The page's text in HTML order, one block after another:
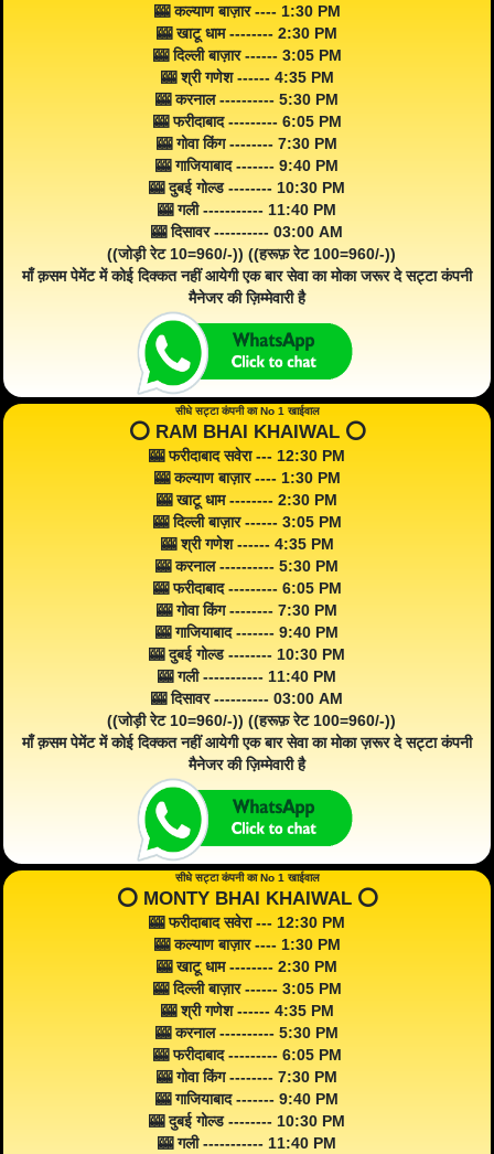
🎰 कल्याण बाज़ार ---- 1:30 PM
🎰 खाटू धाम -------- 2:30 PM
🎰 दिल्ली बाज़ार ------ 3:05 PM
🎰 श्री गणेश ------ 4:35 PM
🎰 करनाल ---------- 5:30 PM
🎰 फरीदाबाद --------- 6:05 PM
🎰 गोवा किंग -------- 7:30 PM
🎰 गाजियाबाद ------- 9:40 PM
🎰 दुबई गोल्ड -------- 10:30 PM
🎰 गली ----------- 11:40 PM
🎰 दिसावर ---------- 03:00 AM
((जोड़ी रेट 10=960/-)) ((हरूफ़ रेट 100=960/-))
माँ क़सम पेमेंट में कोई दिक्कत नहीं आयेगी एक बार सेवा का मोका जरूर दे सट्टा कंपनी
मैनेजर की ज़िम्मेवारी है
सीधे सट्टा कंपनी का No 1 खाईवाल
⭕️ RAM BHAI KHAIWAL ⭕️
🎰 फरीदाबाद सवेरा --- 12:30 PM
🎰 कल्याण बाज़ार ---- 1:30 PM
🎰 खाटू धाम -------- 2:30 PM
🎰 दिल्ली बाज़ार ------ 3:05 PM
🎰 श्री गणेश ------ 4:35 PM
🎰 करनाल ---------- 5:30 PM
🎰 फरीदाबाद --------- 6:05 PM
🎰 गोवा किंग -------- 7:30 PM
🎰 गाजियाबाद ------- 9:40 PM
🎰 दुबई गोल्ड -------- 10:30 PM
🎰 गली ----------- 11:40 PM
🎰 दिसावर ---------- 03:00 AM
((जोड़ी रेट 10=960/-)) ((हरूफ़ रेट 100=960/-))
माँ क़सम पेमेंट में कोई दिक्कत नहीं आयेगी एक बार सेवा का मोका ज़रूर दे सट्टा कंपनी
मैनेजर की ज़िम्मेवारी है
सीधे सट्टा कंपनी का No 1 खाईवाल
⭕️ MONTY BHAI KHAIWAL ⭕️
🎰 फरीदाबाद सवेरा --- 12:30 PM
🎰 कल्याण बाज़ार ---- 1:30 PM
🎰 खाटू धाम -------- 2:30 PM
🎰 दिल्ली बाज़ार ------ 3:05 PM
🎰 श्री गणेश ------ 4:35 PM
🎰 करनाल ---------- 5:30 PM
🎰 फरीदाबाद --------- 6:05 PM
🎰 गोवा किंग -------- 7:30 PM
🎰 गाजियाबाद ------- 9:40 PM
🎰 दुबई गोल्ड -------- 10:30 PM
🎰 गली ----------- 11:40 PM